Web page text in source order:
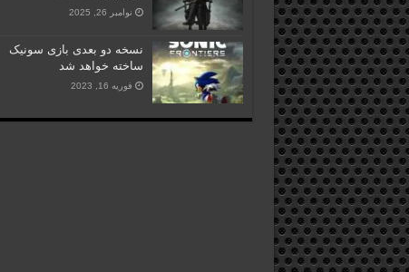
نوامبر 26, 2025
نسخه دو بعدی بازی سونیک
ساخته خواهد شد
فوریه 16, 2023